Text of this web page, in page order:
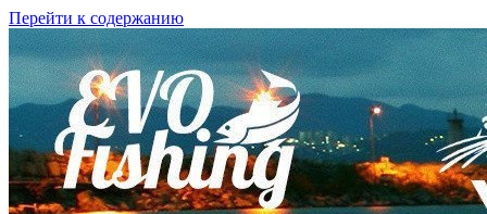
Перейти к содержанию